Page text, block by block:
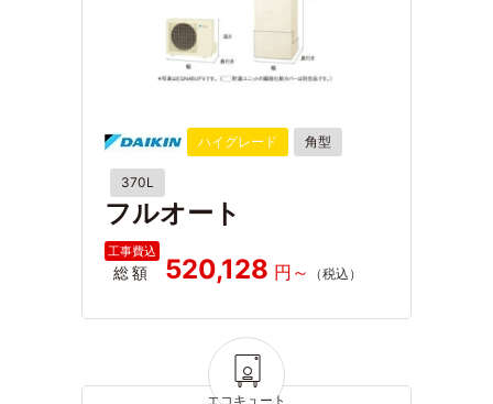
ハイグレード 角型
370L
フルオート
総額 520,128